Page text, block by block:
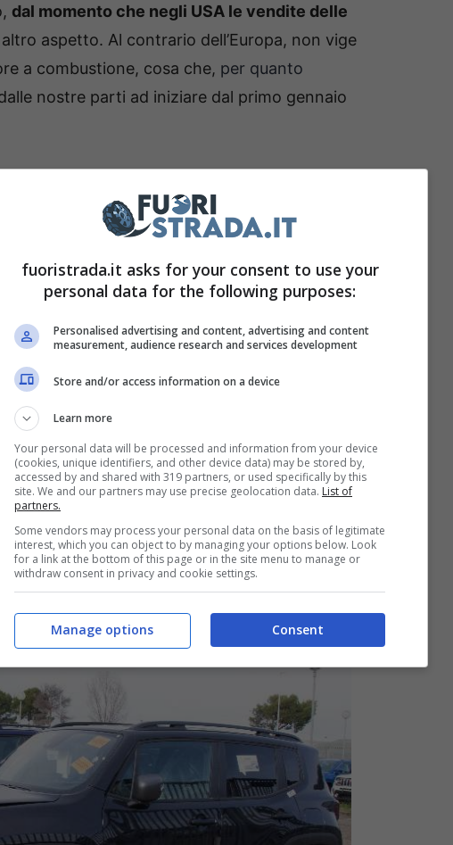
dal momento che negli USA le vendite delle
aspetto. Al contrario dell’Europa, non vige
a combustione, cosa che, per quanto
nostre parti ad iniziare dal primo gennaio
liberamente auto con motore termico, ma in
grave, anche se non direttamente
modello è stato infatti colpito da un problema
e strisce sarà costretto ad un maxi-richiamo.
tratta.
a queste vetture
nel mondo delle quattro ruote, dal momento
dal punto di vista tecnologico, e spesso
sarà ora un duro lavoro da fare, per risolvere
fortuna, non si tratta di un intervento troppo
la sicurezza come potrebbe essere per un
ai clienti è giusto offrire il miglior servizio
fuoristrada.it asks for your consent to use your
personal data for the following purposes:
Personalised advertising and content, advertising and content
measurement, audience research and services development
Store and/or access information on a device
Learn more
Your personal data will be processed and information from your device
(cookies, unique identifiers, and other device data) may be stored by,
accessed by and shared with 319 partners, or used specifically by this
site. We and our partners may use precise geolocation data. List of
partners.
Some vendors may process your personal data on the basis of legitimate
interest, which you can object to by managing your options below. Look
for a link at the bottom of this page or in the site menu to manage or
withdraw consent in privacy and cookie settings.
Consent
Manage options